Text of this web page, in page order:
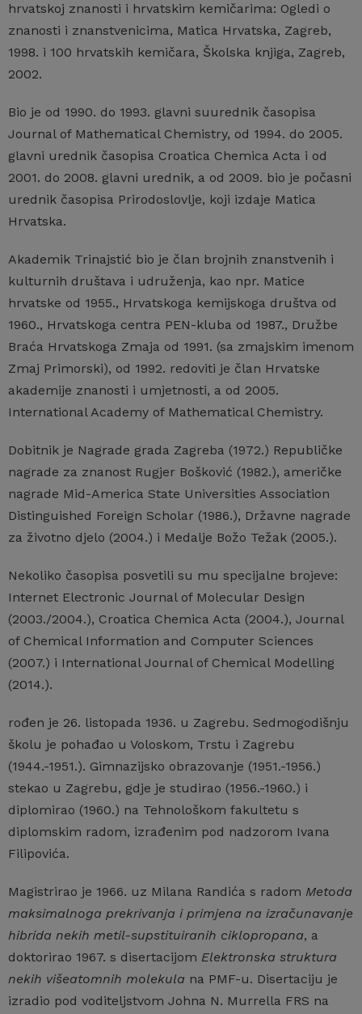
hrvatskoj znanosti i hrvatskim kemičarima: Ogledi o
znanosti i znanstvenicima, Matica Hrvatska, Zagreb,
1998. i 100 hrvatskih kemičara, Školska knjiga, Zagreb,
2002.
Bio je od 1990. do 1993. glavni suurednik časopisa
Journal of Mathematical Chemistry, od 1994. do 2005.
glavni urednik časopisa Croatica Chemica Acta i od
2001. do 2008. glavni urednik, a od 2009. bio je počasni
urednik časopisa Prirodoslovlje, koji izdaje Matica
Hrvatska.
Akademik Trinajstić bio je član brojnih znanstvenih i
kulturnih društava i udruženja, kao npr. Matice
hrvatske od 1955., Hrvatskoga kemijskoga društva od
1960., Hrvatskoga centra PEN-kluba od 1987., Družbe
Braća Hrvatskoga Zmaja od 1991. (sa zmajskim imenom
Zmaj Primorski), od 1992. redoviti je član Hrvatske
akademije znanosti i umjetnosti, a od 2005.
International Academy of Mathematical Chemistry.
Dobitnik je Nagrade grada Zagreba (1972.) Republičke
nagrade za znanost Rugjer Bošković (1982.), američke
nagrade Mid-America State Universities Association
Distinguished Foreign Scholar (1986.), Državne nagrade
za životno djelo (2004.) i Medalje Božo Težak (2005.).
Nekoliko časopisa posvetili su mu specijalne brojeve:
Internet Electronic Journal of Molecular Design
(2003./2004.), Croatica Chemica Acta (2004.), Journal
of Chemical Information and Computer Sciences
(2007.) i International Journal of Chemical Modelling
(2014.).
rođen je 26. listopada 1936. u Zagrebu. Sedmogodišnju
školu je pohađao u Voloskom, Trstu i Zagrebu
(1944.-1951.). Gimnazijsko obrazovanje (1951.-1956.)
stekao u Zagrebu, gdje je studirao (1956.-1960.) i
diplomirao (1960.) na Tehnološkom fakultetu s
diplomskim radom, izrađenim pod nadzorom Ivana
Filipovića.
Magistrirao je 1966. uz Milana Randića s radom Metoda
maksimalnoga prekrivanja i primjena na izračunavanje
hibrida nekih metil-supstituiranih ciklopropana, a
doktorirao 1967. s disertacijom Elektronska struktura
nekih višeatomnih molekula na PMF-u. Disertaciju je
izradio pod voditeljstvom Johna N. Murrella FRS na